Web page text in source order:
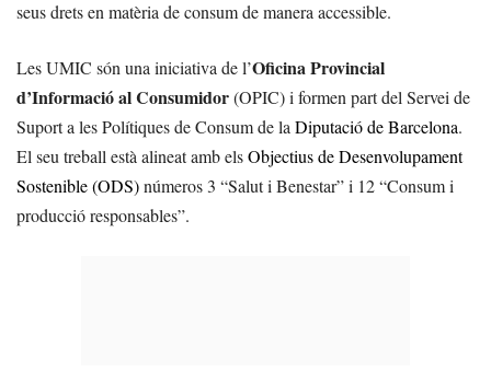
seus drets en matèria de consum de manera accessible.
Les UMIC són una iniciativa de l’Oficina Provincial
d’Informació al Consumidor(OPIC) i formen part del Servei de
Suport a les Polítiques de Consum de la Diputació de Barcelona.
El seu treball està alineat amb elsObjectius de Desenvolupament
Sostenible (ODS)números 3 “Salut i Benestar” i 12 “Consum i
producció responsables”.